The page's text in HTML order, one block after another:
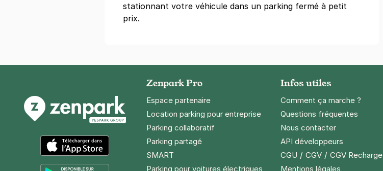
4,5(514 avis)
Paris - Bastille - boulevard Bourdon
75004Paris
4,3(246 avis)
32 €/jour,
Réserver
stationnant votre véhicule dans un parking fermé à petit
prix.
App Store
Zenpark Pro
Espace partenaire
Location parking pour entreprise
Parking collaboratif
Parking partagé
SMART
Parking pour voitures électriques
Infos utiles
Comment ça marche ?
Questions fréquentes
Nous contacter
API développeurs
CGU / CGV/ CGV Recharge
Mentions légales